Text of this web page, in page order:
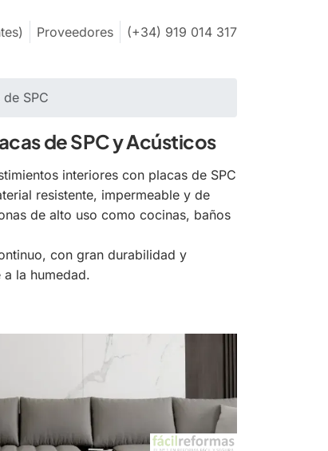
Proveedores (+34) 919 014 317
SPC
de SPC y Acústicos
interiores con placas de SPC
resistente, impermeable y de
de alto uso como cocinas, baños
con gran durabilidad y
la humedad.